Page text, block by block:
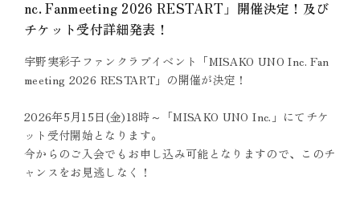
nc. Fanmeeting 2026 RESTART」開催決定！及び
チケット受付詳細発表！
宇野実彩子ファンクラブイベント「MISAKO UNO Inc. Fan
meeting 2026 RESTART」の開催が決定！
2026年5月15日(金)18時～「MISAKO UNO Inc.」にてチケ
ット受付開始となります。
今からのご入会でもお申し込み可能となりますので、このチ
ャンスをお見逃しなく！